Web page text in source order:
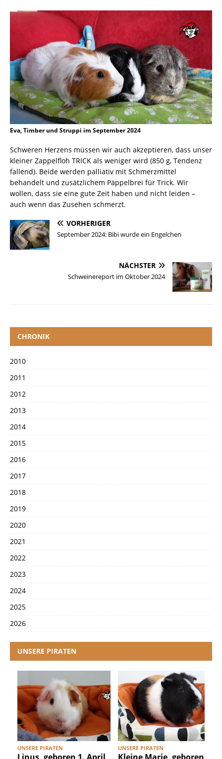
Eva, Timber und Struppi im September 2024
Schweren Herzens müssen wir auch akzeptieren, dass unser
kleiner Zappelfloh TRICK als weniger wird (850 g, Tendenz
fallend). Beide werden palliativ mit Schmerzmittel
behandelt und zusätzlichem Päppelbrei für Trick. Wir
wollen, dass sie eine gute Zeit haben und nicht leiden –
auch wenn das Zusehen schmerzt.
VORHERIGER
September 2024: Bibi wurde ein Engelchen
NÄCHSTER
Schweinereport im Oktober 2024
CHRONIK
2010
2011
2012
2013
2014
2015
2016
2017
2018
2019
2020
2021
2022
2023
2024
2025
2026
UNSERE PIRATEN
UNSERE PIRATEN
Linus, geboren 1. April
UNSERE PIRATEN
Kleine Marie, geboren